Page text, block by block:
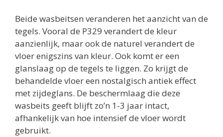
Beide wasbeitsen veranderen het aanzicht van de
tegels. Vooral de P329 verandert de kleur
aanzienlijk, maar ook de naturel verandert de
vloer enigszins van kleur. Ook komt er een
glanslaag op de tegels te liggen. Zo krijgt de
behandelde vloer een nostalgisch antiek effect
met zijdeglans. De beschermlaag die deze
wasbeits geeft blijft zo’n 1-3 jaar intact,
afhankelijk van hoe intensief de vloer wordt
gebruikt.